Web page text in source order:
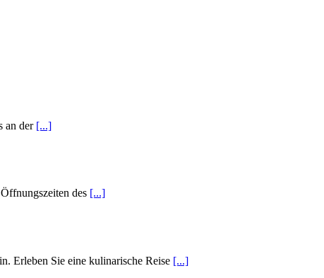
an der [...]
des [...]
Erleben Sie eine kulinarische Reise [...]